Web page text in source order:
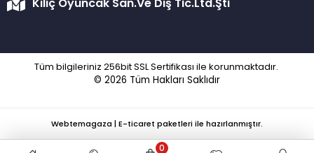
Tüm bilgileriniz 256bit SSL Sertifikası ile korunmaktadır.
© 2026 Tüm Hakları Saklıdır
0
Webtemagaza | E-ticaret paketleri ile hazırlanmıştır.